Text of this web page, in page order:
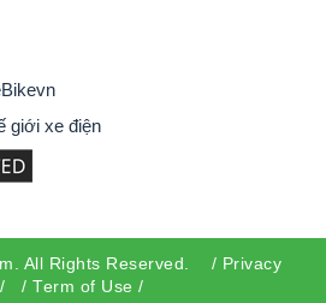
giới xe điện
. All Rights Reserved. / Privacy
/ / Term of Use /